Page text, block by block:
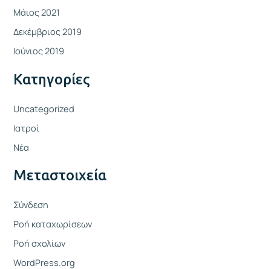
Μάιος 2021
Δεκέμβριος 2019
Ιούνιος 2019
Kατηγορίες
Uncategorized
Ιατροί
Νέα
Μεταστοιχεία
Σύνδεση
Ροή καταχωρίσεων
Ροή σχολίων
WordPress.org